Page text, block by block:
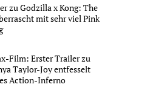
zu Godzilla x Kong: The
mit sehr viel Pink
Film: Erster Trailer zu
Taylor-Joy entfesselt
Action-Inferno